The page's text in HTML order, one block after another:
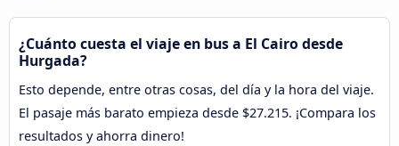
¿Cuánto cuesta el viaje en bus a El Cairo desde
Hurgada?
Esto depende, entre otras cosas, del día y la hora del viaje.
El pasaje más barato empieza desde $27.215. ¡Compara los
resultados y ahorra dinero!